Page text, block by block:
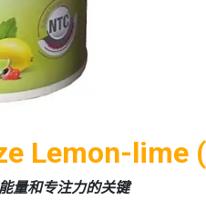
Lemon-lime
量和专注力的关键